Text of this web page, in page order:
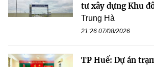
tư xây dựng Khu
Trung Hà
21:26 07/08/2026
TP Huế: Dự án